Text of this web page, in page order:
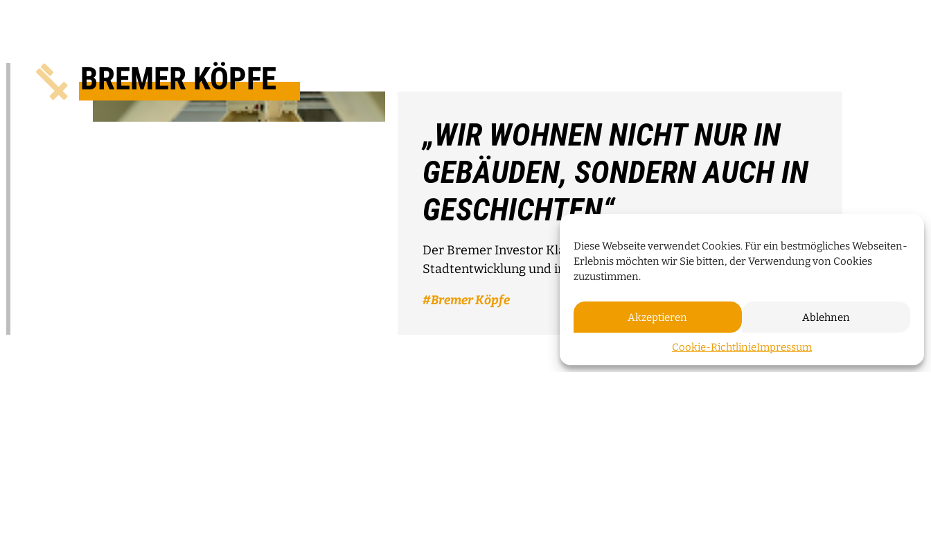
Diese Webseite verwendet Cookies. Für ein bestmögliches Webseiten-
Erlebnis möchten wir Sie bitten, der Verwendung von Cookies
zuzustimmen.
Akzeptieren Ablehnen
Cookie-RichtlinieImpressum
BREMER KÖPFE
„WIR WOHNEN NICHT NUR IN
GEBÄUDEN, SONDERN AUCH IN
GESCHICHTEN“
Der Bremer Investor Klaus Meier über die Überseeinsel,
Stadtentwicklung und innovative Energiekonzepte
Bremer Köpfe
WEITERLESEN